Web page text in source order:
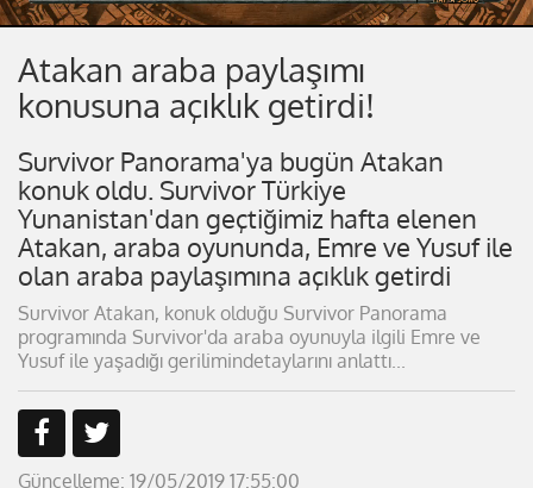
Atakan araba paylaşımı
konusuna açıklık getirdi!
Survivor Panorama'ya bugün Atakan
konuk oldu. Survivor Türkiye
Yunanistan'dan geçtiğimiz hafta elenen
Atakan, araba oyununda, Emre ve Yusuf ile
olan araba paylaşımına açıklık getirdi
Survivor Atakan, konuk olduğu Survivor Panorama
programında Survivor'da araba oyunuyla ilgili Emre ve
Yusuf ile yaşadığı gerilimindetaylarını anlattı...
Güncelleme: 19/05/2019 17:55:00